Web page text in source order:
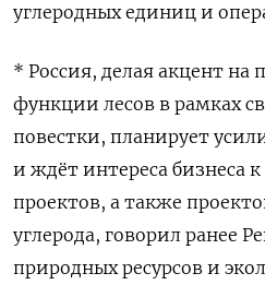
углеродных единиц и
* Россия, делая акцент
функции лесов в рамках
повестки, планирует
и ждёт интереса бизнеса
проектов, а также
углерода, говорил ранее
природных ресурсов и